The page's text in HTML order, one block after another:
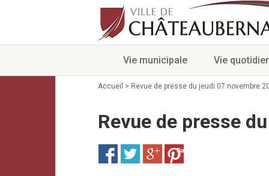
Vie municipale Vie
Accueil > Revue de presse du jeudi 07 novembre
Revue de presse
Save